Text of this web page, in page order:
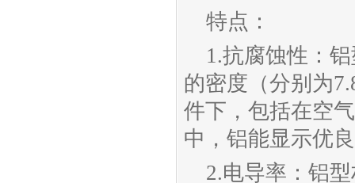
特点：
1.抗腐蚀性：
的密度（分别为
件下，包括在空
中，铝能显示优
2.电导率：铝